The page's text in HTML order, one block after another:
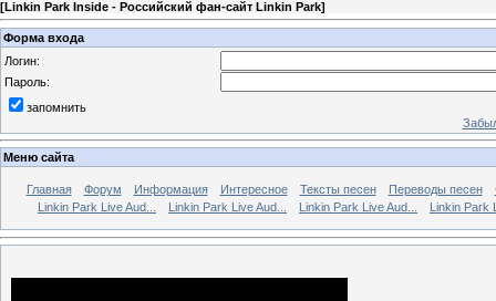
[Linkin Park Inside - Российский фан-сайт Linkin Park]
Форма входа
Логин:
Пароль:
запомнить
Меню сайта
Главная Форум Информация Интересное Тексты песен Переводы песен
Linkin Park Live Aud...
Linkin Park Live Aud... Linkin Park Live Aud... Linkin Park